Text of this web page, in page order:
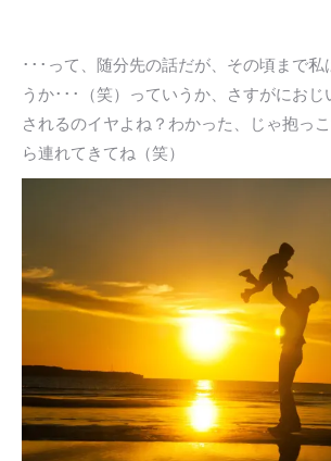
･･･って、随分先の話だが、その頃まで私
うか･･･（笑）っていうか、さすがにおじ
されるのイヤよね？わかった、じゃ抱っ
ら連れてきてね（笑）